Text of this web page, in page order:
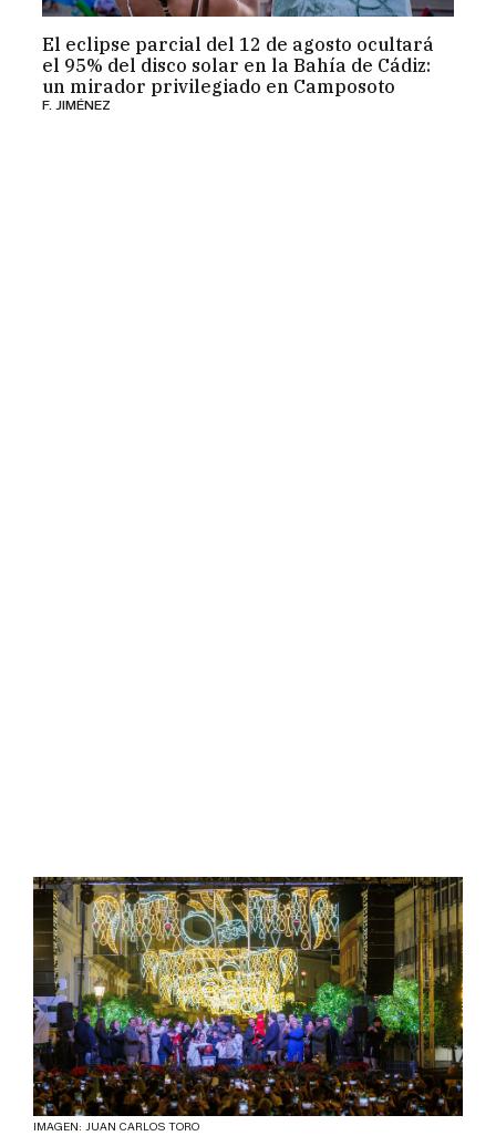
El eclipse parcial del 12 de agosto ocultará
el 95% del disco solar en la Bahía de Cádiz:
un mirador privilegiado en Camposoto
F. JIMÉNEZ
IMAGEN: JUAN CARLOS TORO